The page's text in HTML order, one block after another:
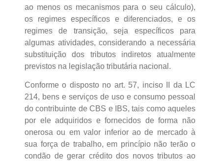
ao menos os mecanismos para o seu cálculo),
os regimes específicos e diferenciados, e os
regimes de transição, seja específicos para
algumas atividades, considerando a necessária
substituição dos tributos indiretos atualmente
previstos na legislação tributária nacional.
Conforme o disposto no art. 57, inciso II da LC
214, bens e serviços de uso e consumo pessoal
do contribuinte de CBS e IBS, tais como aqueles
por ele adquiridos e fornecidos de forma não
onerosa ou em valor inferior ao de mercado à
sua força de trabalho, em princípio não terão o
condão de gerar crédito dos novos tributos ao